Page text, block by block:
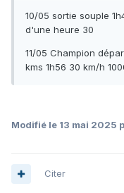
10/05 sortie souple
d'une heure 30
11/05 Champion
kms 1h56 30 km/h
Modifié le 13 mai 2025
Citer